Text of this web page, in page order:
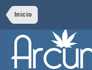
Inicio